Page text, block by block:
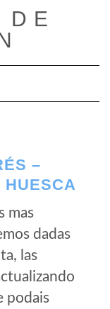
de navegación
–
mas
dadas
las
podais